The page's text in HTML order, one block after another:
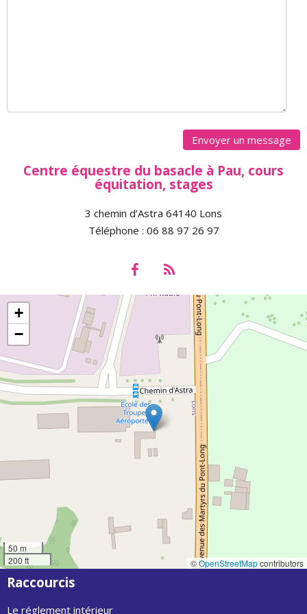
Centre équestre du basacle à Pau, cours
équitation, stages
3 chemin d’Astra 64140 Lons
Téléphone : 06 88 97 26 97
+
−
50 m
200 ft
©OpenStreetMapcontributors
Raccourcis
Le réglement intérieur